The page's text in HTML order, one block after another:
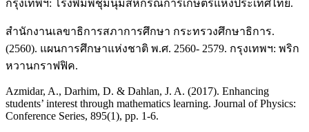
กรุงเทพฯ: โรงพิมพ์ชุมนุมสหกรณ์การเกษตรแห่งประเทศไทย.
สำนักงานเลขาธิการสภาการศึกษา กระทรวงศึกษาธิการ.
(2560). แผนการศึกษาแห่งชาติ พ.ศ. 2560- 2579. กรุงเทพฯ: พริก
หวานกราฟฟิค.
Azmidar, A., Darhim, D. & Dahlan, J. A. (2017). Enhancing
students’ interest through mathematics learning. Journal of Physics:
Conference Series, 895(1), pp. 1-6.